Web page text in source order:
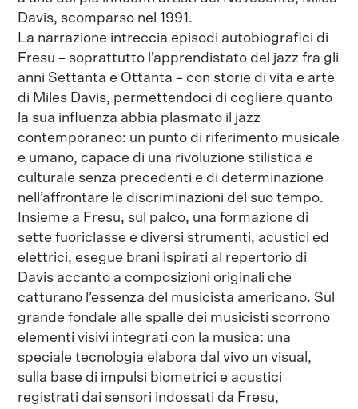
Davis, scomparso nel 1991.
La narrazione intreccia episodi autobiografici di
Fresu – soprattutto l’apprendistato del jazz fra gli
anni Settanta e Ottanta – con storie di vita e arte
di Miles Davis, permettendoci di cogliere quanto
la sua influenza abbia plasmato il jazz
contemporaneo: un punto di riferimento musicale
e umano, capace di una rivoluzione stilistica e
culturale senza precedenti e di determinazione
nell’affrontare le discriminazioni del suo tempo.
Insieme a Fresu, sul palco, una formazione di
sette fuoriclasse e diversi strumenti, acustici ed
elettrici, esegue brani ispirati al repertorio di
Davis accanto a composizioni originali che
catturano l’essenza del musicista americano. Sul
grande fondale alle spalle dei musicisti scorrono
elementi visivi integrati con la musica: una
speciale tecnologia elabora dal vivo un visual,
sulla base di impulsi biometrici e acustici
registrati dai sensori indossati da Fresu,